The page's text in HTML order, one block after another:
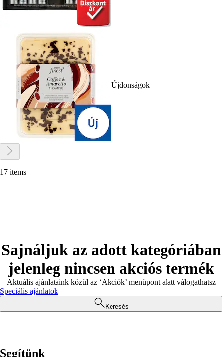
Újdonságok
17 items
Sajnáljuk az adott kategóriában
jelenleg nincsen akciós termék
Aktuális ajánlataink közül az ‘Akciók’ menüpont alatt válogathatsz
Speciális ajánlatok
Keresés
Segítünk